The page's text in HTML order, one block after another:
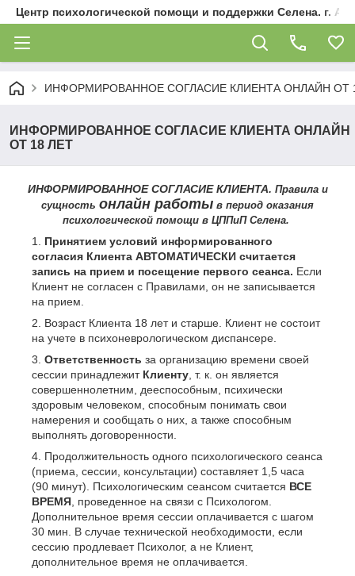
Центр психологической помощи и поддержки Селена. г.
ИНФОРМИРОВАННОЕ СОГЛАСИЕ КЛИЕНТА ОНЛАЙН ОТ
ИНФОРМИРОВАННОЕ СОГЛАСИЕ КЛИЕНТА ОНЛАЙН
ОТ 18 ЛЕТ
ИНФОРМИРОВАННОЕ СОГЛАСИЕ КЛИЕНТА. Правила и
сущность онлайн работы в период оказания
психологической помощи в ЦППиП Селена.
Принятием условий информированного
согласия Клиента АВТОМАТИЧЕСКИ считается
запись на прием и посещение первого сеанса. Если
Клиент не согласен с Правилами, он не записывается
на прием.
Возраст Клиента 18 лет и старше. Клиент не состоит
на учете в психоневрологическом диспансере.
Ответственность за организацию времени своей
сессии принадлежит Клиенту , т. к. он является
совершеннолетним, дееспособным, психически
здоровым человеком, способным понимать свои
намерения и сообщать о них, а также способным
выполнять договоренности.
Продолжительность одного психологического сеанса
(приема, сессии, консультации) составляет 1,5 часа
(90 минут). Психологическим сеансом считается ВСЕ
ВРЕМЯ , проведенное на связи с Психологом.
Дополнительное время сессии оплачивается с шагом
30 мин. В случае технической необходимости, если
сессию продлевает Психолог, а не Клиент,
дополнительное время не оплачивается.